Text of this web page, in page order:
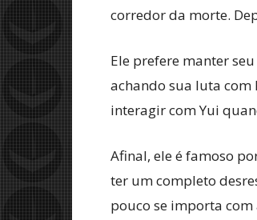
corredor da morte.
Ele prefere manter
achando sua luta
interagir com Yui
Afinal, ele é famoso
ter um completo
pouco se importa com